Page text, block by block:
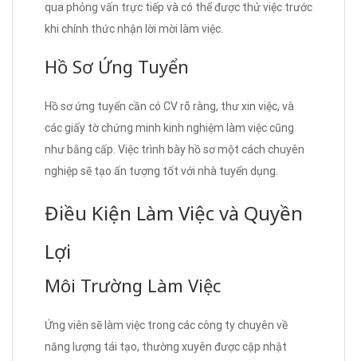
qua phỏng vấn trực tiếp và có thể được thử việc trước
khi chính thức nhận lời mời làm việc.
Hồ Sơ Ứng Tuyển
Hồ sơ ứng tuyển cần có CV rõ ràng, thư xin việc, và
các giấy tờ chứng minh kinh nghiệm làm việc cũng
như bằng cấp. Việc trình bày hồ sơ một cách chuyên
nghiệp sẽ tạo ấn tượng tốt với nhà tuyển dụng.
Điều Kiện Làm Việc và Quyền
Lợi
Môi Trường Làm Việc
Ứng viên sẽ làm việc trong các công ty chuyên về
năng lượng tái tạo, thường xuyên được cập nhật